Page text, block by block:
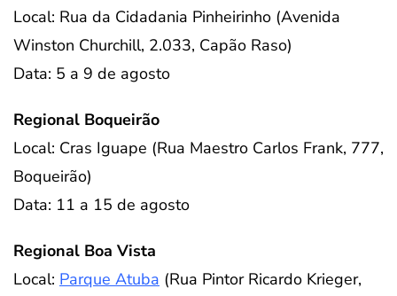
Local: Rua da Cidadania Pinheirinho (Avenida
Winston Churchill, 2.033, Capão Raso)
Data: 5 a 9 de agosto
Regional Boqueirão
Local: Cras Iguape (Rua Maestro Carlos Frank, 777,
Boqueirão)
Data: 11 a 15 de agosto
Regional Boa Vista
Local: Parque Atuba (Rua Pintor Ricardo Krieger,